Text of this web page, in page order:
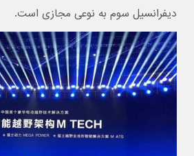
دیفرانسیل سوم به نوعی مجازی است.